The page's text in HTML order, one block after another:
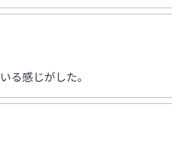
る感じがした。